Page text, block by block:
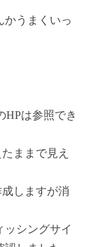
かうまくいっ
HPは参照でき
ままで見え
成しますが消
ッシングサイ